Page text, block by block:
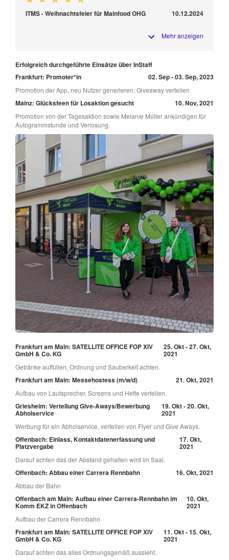
ITMS - Weihnachtsfeier für Mainfood OHG 10.12.2024
Mehr anzeigen
Erfolgreich durchgeführte Einsätze über InStaff
Frankfurt: Promoter*in
02. Sep - 03. Sep, 2023
Promotion der App, neu Nutzer generieren, Giveaway verteilen
Mainz: Glücksfeen für Losaktion gesucht 10. Nov, 2021
Promotion von der Tagesaktion sowie Melanie Müller ankündigen für
Autogrammstunde und Verlosung.
Frankfurt am Main: SATELLITE OFFICE FOP XIV
GmbH & Co. KG
25. Okt - 27. Okt,
2021
Getränke auffüllen, Ordnung und Sauberkeit achten.
Frankfurt am Main: Messehostess (m/w/d) 21. Okt, 2021
Aufbau von Lautsprecher, Screens und Hefte verteilen.
Griesheim: Verteilung Give-Aways/Bewerbung
Abholservice
19. Okt - 20. Okt,
2021
Werbung für ein Abholservice, verteilen von Flyer und Give Aways.
Offenbach: Einlass, Kontaktdatenerfassung und
Platzvergabe
17. Okt,
2021
Darauf achten das der Abstand gehalten wird im Saal.
Offenbach: Abbau einer Carrera Rennbahn 16. Okt, 2021
Abbau der Bahn
Offenbach am Main: Aufbau einer Carrera-Rennbahn im
Komm EKZ in Offenbach
10. Okt,
2021
Aufbau der Carrera Rennbahn
Frankfurt am Main: SATELLITE OFFICE FOP XIV
GmbH & Co. KG
11. Okt - 15. Okt,
2021
Darauf achten das alles Ordnungsgemäß aussieht.